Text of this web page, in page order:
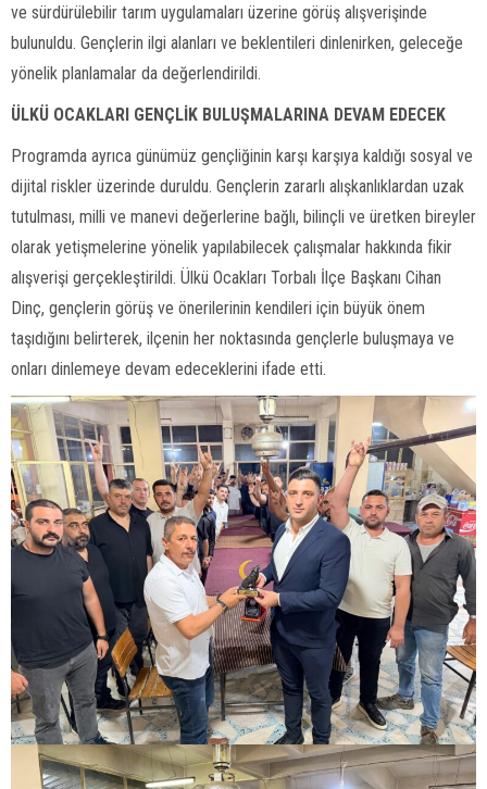
ve sürdürülebilir tarım uygulamaları üzerine görüş alışverişinde
bulunuldu. Gençlerin ilgi alanları ve beklentileri dinlenirken, geleceğe
yönelik planlamalar da değerlendirildi.
ÜLKÜ OCAKLARI GENÇLİK BULUŞMALARINA DEVAM EDECEK
Programda ayrıca günümüz gençliğinin karşı karşıya kaldığı sosyal ve
dijital riskler üzerinde duruldu. Gençlerin zararlı alışkanlıklardan uzak
tutulması, milli ve manevi değerlerine bağlı, bilinçli ve üretken bireyler
olarak yetişmelerine yönelik yapılabilecek çalışmalar hakkında fikir
alışverişi gerçekleştirildi. Ülkü Ocakları Torbalı İlçe Başkanı Cihan
Dinç, gençlerin görüş ve önerilerinin kendileri için büyük önem
taşıdığını belirterek, ilçenin her noktasında gençlerle buluşmaya ve
onları dinlemeye devam edeceklerini ifade etti.